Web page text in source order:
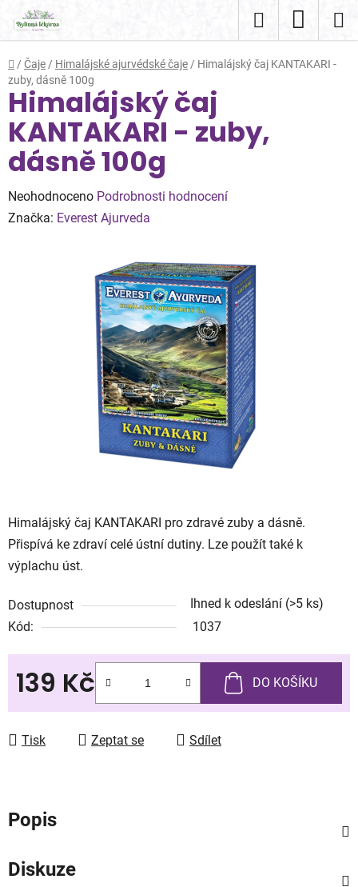
obsah
Hledat
KOŠÍK
Domů
/ Čaje / Himalájské ajurvédské čaje / Himalájský čaj KANTAKARI -
zuby, dásně 100g
Himalájský čaj KANTAKARI pro zdravé zuby a dásně.
Přispívá ke zdraví celé ústní dutiny. Lze použít také k
výplachu úst.
Dostupnost Ihned k odeslání (>5 ks)
Kód:
1037
139 Kč DO KOŠÍKU
Tisk Zeptat se Sdílet
Himalájský čaj
KANTAKARI - zuby,
dásně 100g
Průměrné
hodnocení
Neohodnoceno Podrobnosti hodnocení
Značka: Everest Ajurveda
Popis
Diskuze